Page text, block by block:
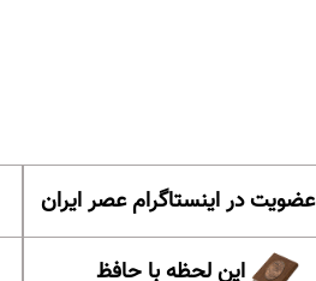
عضویت در اینستاگرام عصر ایران
این لحظه با حافظ